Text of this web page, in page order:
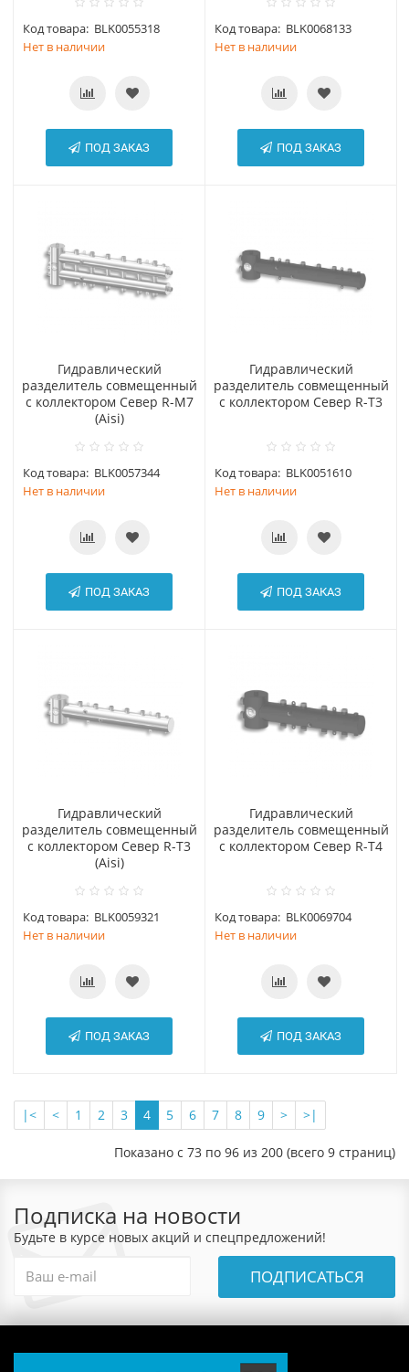
Код товара: BLK0055318
Нет в наличии
ПОД ЗАКАЗ
Код товара: BLK0068133
Нет в наличии
ПОД ЗАКАЗ
Гидравлический
разделитель совмещенный
с коллектором Север R-М7
(Aisi)
Код товара: BLK0057344
Нет в наличии
ПОД ЗАКАЗ
Гидравлический
разделитель совмещенный
с коллектором Север R-Т3
Код товара: BLK0051610
Нет в наличии
ПОД ЗАКАЗ
Гидравлический
разделитель совмещенный
с коллектором Север R-Т3
(Aisi)
Код товара: BLK0059321
Нет в наличии
ПОД ЗАКАЗ
Гидравлический
разделитель совмещенный
с коллектором Север R-Т4
Код товара: BLK0069704
Нет в наличии
ПОД ЗАКАЗ
|< < 1 2 3 4 5 6 7 8 9 > >|
Показано с 73 по 96 из 200 (всего 9 страниц)
Подписка на новости
Будьте в курсе новых акций и спецпредложений!
ПОДПИСАТЬСЯ